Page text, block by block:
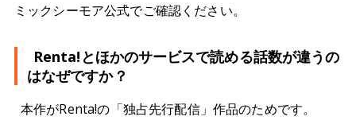
ミックシーモア公式でご確認ください。
Renta!とほかのサービスで読める話数が違うの
はなぜですか？
本作がRenta!の「独占先行配信」作品のためです。